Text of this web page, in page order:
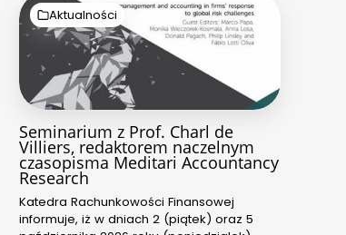
Seminarium z Prof. Charl de
Villiers, redaktorem naczelnym
czasopisma Meditari Accountancy
Research
Katedra Rachunkowości Finansowej
informuje, iż w dniach 2 (piątek) oraz 5
Aktualności